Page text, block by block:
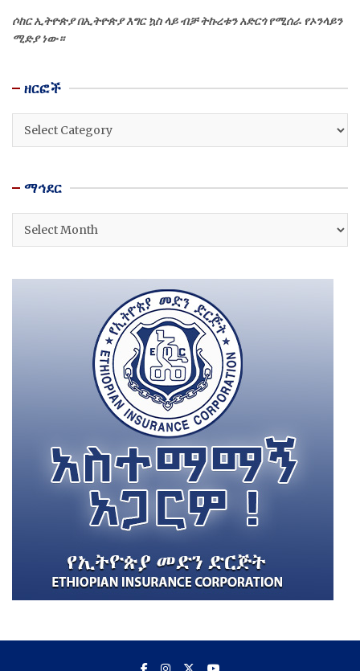
ሶከር ኢትዮጵያ በኢትዮጵያ እግር ኳስ ላይ ብቻ ትኩረቱን አድርጎ የሚሰራ የኦንላይን
ሚድያ ነው።
ዘርፎች
ዘርፎች
ማኅደር
ማኅደር